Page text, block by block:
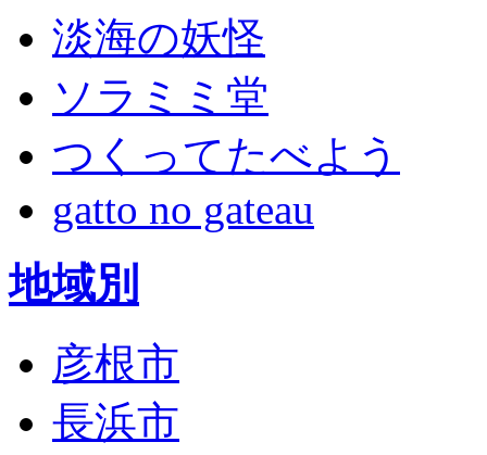
淡海の妖怪
ソラミミ堂
つくってたべよう
gatto no gateau
地域別
彦根市
長浜市